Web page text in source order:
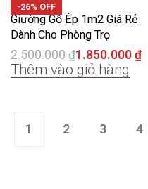
-26% OFF
Giường Gỗ Ép 1m2 Giá Rẻ
Dành Cho Phòng Trọ
2.500.000₫1.850.000 ₫
Thêm vào giỏ hàng
1 2 3 4